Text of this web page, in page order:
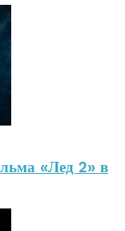
«Лед 2» в